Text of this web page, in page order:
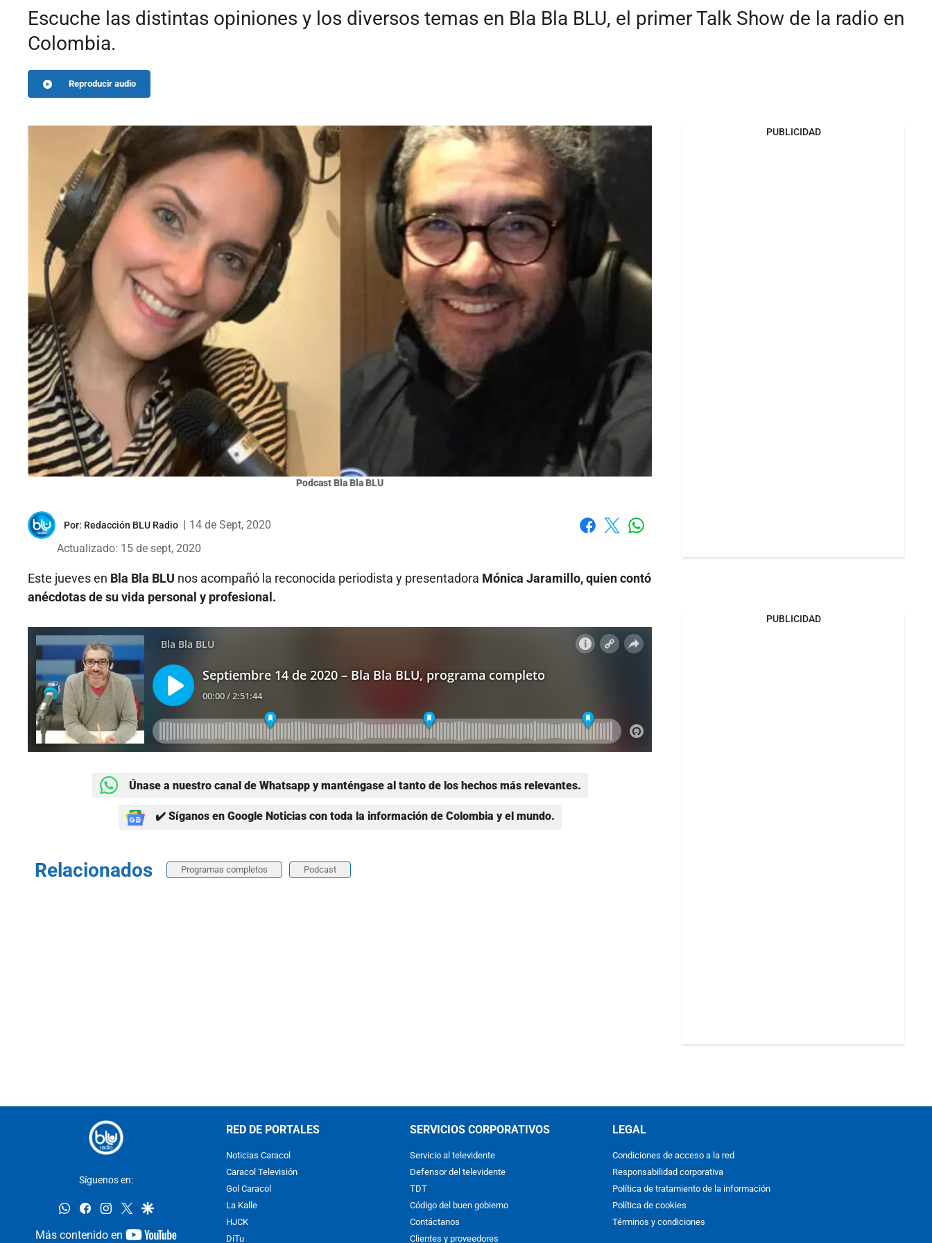
Escuche las distintas opiniones y los diversos temas en Bla Bla BLU, el primer Talk Show de la radio en
Colombia.
Reproducir audio
Podcast Bla Bla BLU
Por: Redacción BLU Radio
14 de Sept, 2020
Actualizado: 15 de sept, 2020
Este jueves en Bla Bla BLU nos acompañó la reconocida periodista y presentadora Mónica Jaramillo, quien contó
anécdotas de su vida personal y profesional.
Únase a nuestro canal de Whatsapp y manténgase al tanto de los hechos más relevantes.
✔️ Síganos en Google Noticias con toda la información de Colombia y el mundo.
Relacionados Programas completos Podcast
PUBLICIDAD
PUBLICIDAD
Síguenos en:
whatsappfacebookinstagram
twittergoogle
Más contenido en
youtube-
RED DE PORTALES
Noticias Caracol
Caracol Televisión
Gol Caracol
La Kalle
HJCK
DiTu
SERVICIOS CORPORATIVOS
Servicio al televidente
Defensor del televidente
TDT
Código del buen gobierno
Contáctanos
Clientes y proveedores
LEGAL
Condiciones de acceso a la red
Responsabilidad corporativa
Política de tratamiento de la información
Política de cookies
Términos y condiciones